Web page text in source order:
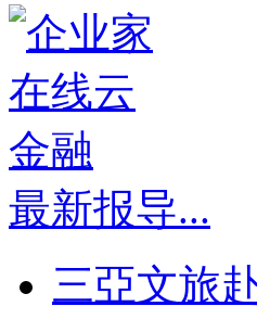
最新报导...
三亞文旅